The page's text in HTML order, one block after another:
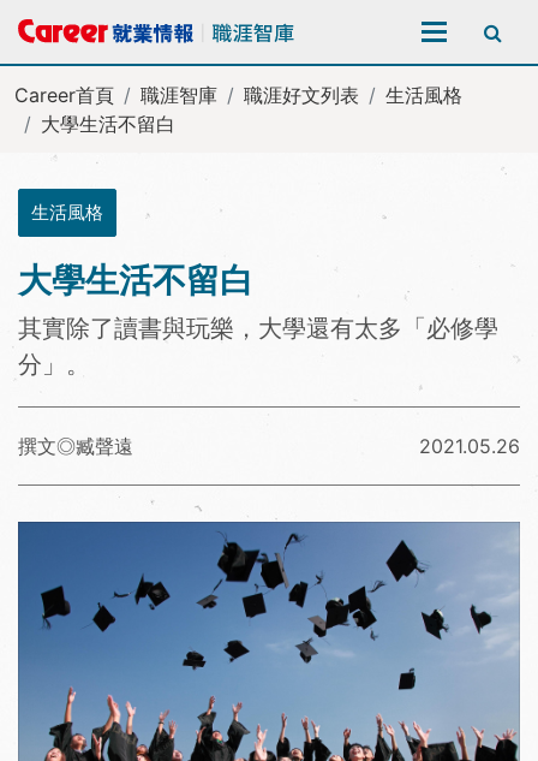
全站搜尋
Career首頁 職涯智庫 職涯好文列表
生活風格
大學生活不留白
生活風格
大學生活不留白
其實除了讀書與玩樂，大學還有太多「必修學
分」。
撰文◎臧聲遠 2021.05.26